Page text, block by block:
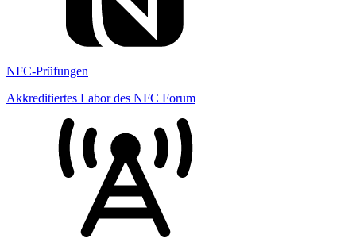
NFC-Prüfungen
Akkreditiertes Labor des NFC Forum